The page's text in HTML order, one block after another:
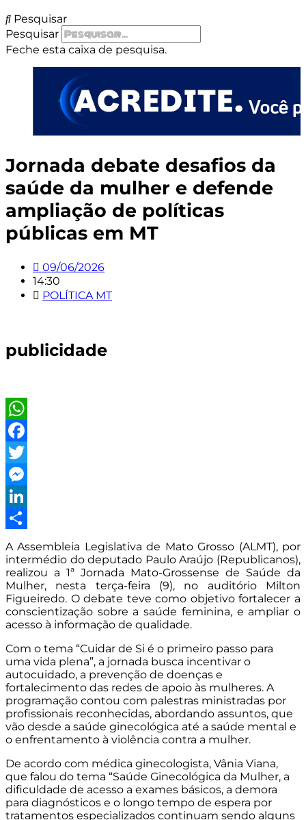
Pesquisar
Pesquisar
Feche esta caixa de pesquisa.
Jornada debate desafios da
saúde da mulher e defende
ampliação de políticas
públicas em MT
09/06/2026
14:30
POLÍTICA MT
publicidade
WhatsApp
Facebook
Twitter
Messenger
LinkedIn
Share
A Assembleia Legislativa de Mato Grosso (ALMT), por
intermédio do deputado Paulo Araújo (Republicanos),
realizou a 1ª Jornada Mato-Grossense de Saúde da
Mulher, nesta terça-feira (9), no auditório Milton
Figueiredo. O debate teve como objetivo fortalecer a
conscientização sobre a saúde feminina, e ampliar o
acesso à informação de qualidade.
Com o tema “Cuidar de Si é o primeiro passo para
uma vida plena”, a jornada busca incentivar o
autocuidado, a prevenção de doenças e
fortalecimento das redes de apoio às mulheres. A
programação contou com palestras ministradas por
profissionais reconhecidas, abordando assuntos, que
vão desde a saúde ginecológica até a saúde mental e
o enfrentamento à violência contra a mulher.
De acordo com médica ginecologista, Vânia Viana,
que falou do tema “Saúde Ginecológica da Mulher, a
dificuldade de acesso a exames básicos, a demora
para diagnósticos e o longo tempo de espera por
tratamentos especializados continuam sendo alguns